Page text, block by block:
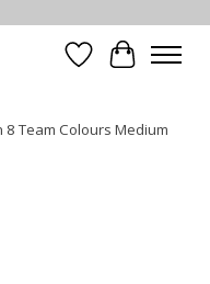
Liste dePanier
8 Team Colours Medium